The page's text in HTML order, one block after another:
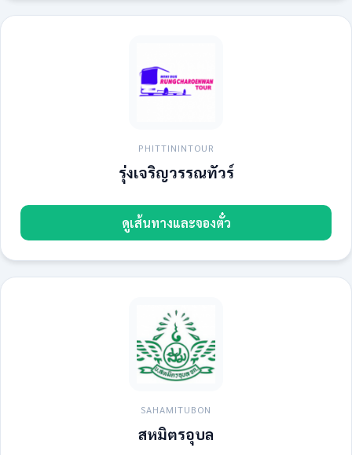
PHITTININTOUR
รุ่งเจริญวรรณทัวร์
ดูเส้นทางและจองตั๋ว
SAHAMITUBON
สหมิตรอุบล